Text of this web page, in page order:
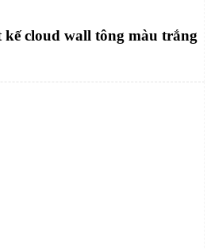
kế cloud wall tông màu trắng